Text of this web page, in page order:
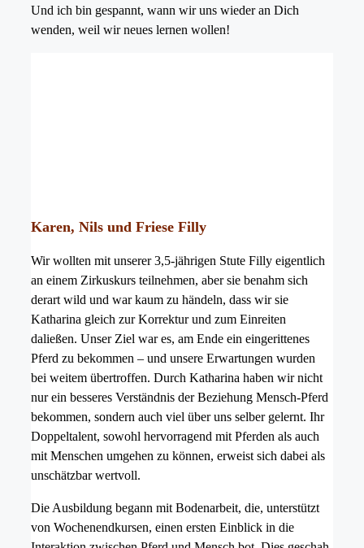
Und ich bin gespannt, wann wir uns wieder an Dich
wenden, weil wir neues lernen wollen!
Karen, Nils und Friese Filly
Wir wollten mit unserer 3,5-jährigen Stute Filly eigentlich
an einem Zirkuskurs teilnehmen, aber sie benahm sich
derart wild und war kaum zu händeln, dass wir sie
Katharina gleich zur Korrektur und zum Einreiten
daließen. Unser Ziel war es, am Ende ein eingerittenes
Pferd zu bekommen – und unsere Erwartungen wurden
bei weitem übertroffen. Durch Katharina haben wir nicht
nur ein besseres Verständnis der Beziehung Mensch-Pferd
bekommen, sondern auch viel über uns selber gelernt. Ihr
Doppeltalent, sowohl hervorragend mit Pferden als auch
mit Menschen umgehen zu können, erweist sich dabei als
unschätzbar wertvoll.
Die Ausbildung begann mit Bodenarbeit, die, unterstützt
von Wochenendkursen, einen ersten Einblick in die